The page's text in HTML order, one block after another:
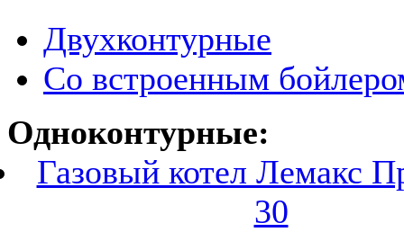
Двухконтурные
Со встроенным
Одноконтурные:
Газовый котел Лемакс
30